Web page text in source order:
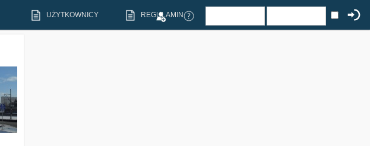
UŻYTKOWNICY REGULAMIN